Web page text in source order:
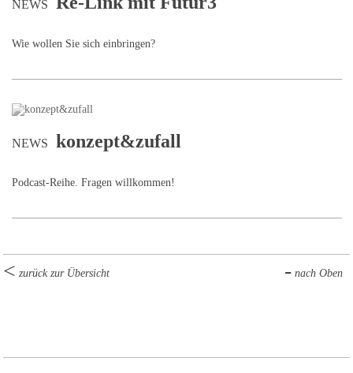
NEWS
Wie wollen Sie sich einbringen?
NEWS konzept&zufall
Podcast-Reihe. Fragen willkommen!
zurück zur Übersicht nach Oben